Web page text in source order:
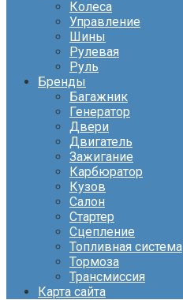
Колеса
Управление
Шины
Рулевая
Руль
Бренды
Багажник
Генератор
Двери
Двигатель
Зажигание
Карбюратор
Кузов
Салон
Стартер
Сцепление
Топливная система
Тормоза
Трансмиссия
Карта сайта